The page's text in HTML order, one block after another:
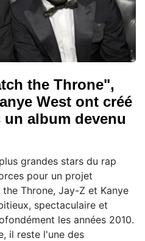
the Throne",
West ont créé
un album devenu
grandes stars du rap
pour un projet
Throne, Jay-Z et Kanye
spectaculaire et
les années 2010.
il reste l'une des